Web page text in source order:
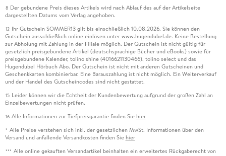
8 Der gebundene Preis dieses Artikels wird nach Ablauf des auf der Artikelseite
dargestellten Datums vom Verlag angehoben.
12 Ihr Gutschein SOMMER13 gilt bis einschließlich 10.08.2026. Sie können den
Gutschein ausschließlich online einlösen unter www.hugendubel.de. Keine Bestellung
zur Abholung mit Zahlung in der Filiale möglich. Der Gutschein ist nicht gültig für
gesetzlich preisgebundene Artikel (deutschsprachige Bücher und eBooks) sowie für
preisgebundene Kalender, tolino shine (4016621130466), tolino select und das
Hugendubel Hörbuch Abo. Der Gutschein ist nicht mit anderen Gutscheinen und
Geschenkkarten kombinierbar. Eine Barauszahlung ist nicht möglich. Ein Weiterverkauf
und der Handel des Gutscheincodes sind nicht gestattet.
15 Leider können wir die Echtheit der Kundenbewertung aufgrund der großen Zahl an
Einzelbewertungen nicht prüfen.
16 Alle Informationen zur Tiefpreisgarantie finden Sie hier
* Alle Preise verstehen sich inkl. der gesetzlichen MwSt. Informationen über den
Versand und anfallende Versandkosten finden Sie hier
*** Alle online gekauften Versandartikel beinhalten ein erweitertes Rückgaberecht von